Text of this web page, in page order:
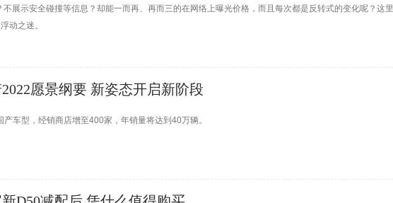
展示安全碰撞等信息？却能一而再、再而三的在网络上曝光价格，而且每次都是反转式的变化呢？这里
动之迷。
愿景纲要 新姿态开启新阶段
车型，经销商店增至400家，年销量将达到40万辆。